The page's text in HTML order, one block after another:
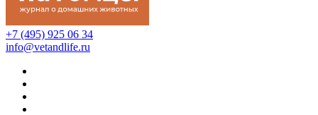
+7 (495) 925 06 34
info@vetandlife.ru